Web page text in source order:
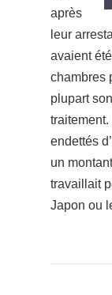
après
leur
avaient
chambres
plupart
endettés
un
travaillait
Japon ou